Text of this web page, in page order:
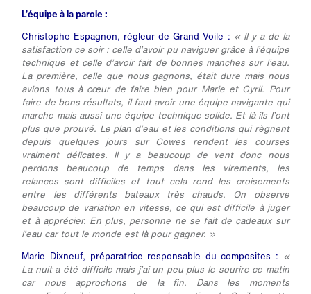
L’équipe à la parole :
Christophe Espagnon, régleur de Grand Voile : « Il y a de la
satisfaction ce soir : celle d’avoir pu naviguer grâce à l’équipe
technique et celle d’avoir fait de bonnes manches sur l’eau.
La première, celle que nous gagnons, était dure mais nous
avions tous à cœur de faire bien pour Marie et Cyril. Pour
faire de bons résultats, il faut avoir une équipe navigante qui
marche mais aussi une équipe technique solide. Et là ils l’ont
plus que prouvé. Le plan d’eau et les conditions qui règnent
depuis quelques jours sur Cowes rendent les courses
vraiment délicates. Il y a beaucoup de vent donc nous
perdons beaucoup de temps dans les virements, les
relances sont difficiles et tout cela rend les croisements
entre les différents bateaux très chauds. On observe
beaucoup de variation en vitesse, ce qui est difficile à juger
et à apprécier. En plus, personne ne se fait de cadeaux sur
l’eau car tout le monde est là pour gagner. »
Marie Dixneuf, préparatrice responsable du composites : «
La nuit a été difficile mais j’ai un peu plus le sourire ce matin
car nous approchons de la fin. Dans les moments